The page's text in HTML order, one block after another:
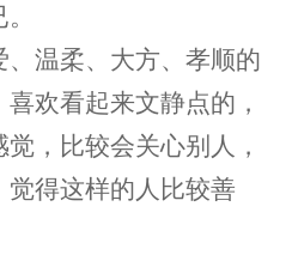
温柔、大方、孝顺的
欢看起来文静点的，
，比较会关心别人，
得这样的人比较善